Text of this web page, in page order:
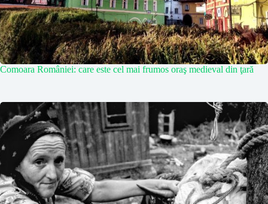
Comoara României: care este cel mai frumos oraş medieval din ţară